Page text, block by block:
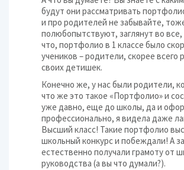
будут они рассматривать
и про родителей не забывайте,
полюбопытствуют, заглянут во все,
что, портфолио в 1 классе было
учеников – родители, скорее всего
своих детишек.
Конечно же, у нас были родители,
что же это такое «Портфолио» и
уже давно, еще до школы, да и
профессионально, я видела даже
Высший класс! Такие портфолио
школьный конкурс и побеждали! А
естественно получали грамоту от
руководства (а вы что думали?).